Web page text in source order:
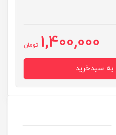
1,400,000 تومان